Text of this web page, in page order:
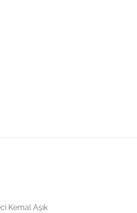
Kemal Aşık